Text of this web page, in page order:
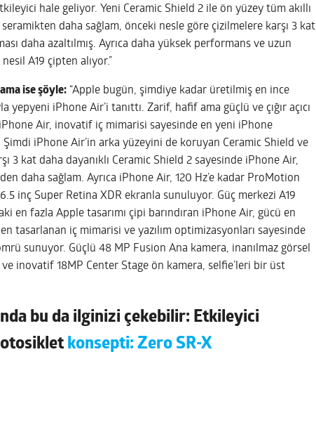
hale geliyor. Yeni Ceramic Shield 2 ile ön yüzey tüm akıllı
daha sağlam, önceki nesle göre çizilmelere karşı 3 kat
daha azaltılmış. Ayrıca daha yüksek performans ve uzun
A19 çipten alıyor.”
ise şöyle: “Apple bugün, şimdiye kadar üretilmiş en ince
yepyeni iPhone Air’i tanıttı. Zarif, hafif ama güçlü ve çığır açıcı
Air, inovatif iç mimarisi sayesinde en yeni iPhone
iPhone Air’in arka yüzeyini de koruyan Ceramic Shield ve
3 kat daha dayanıklı Ceramic Shield 2 sayesinde iPhone Air,
daha sağlam. Ayrıca iPhone Air, 120 Hz’e kadar ProMotion
inç Super Retina XDR ekranla sunuluyor. Güç merkezi A19
en fazla Apple tasarımı çipi barındıran iPhone Air, gücü en
tasarlanan iç mimarisi ve yazılım optimizasyonları sayesinde
sunuyor. Güçlü 48 MP Fusion Ana kamera, inanılmaz görsel
inovatif 18MP Center Stage ön kamera, selfie’leri bir üst
bu da ilginizi çekebilir: Etkileyici
konsepti: Zero SR-X